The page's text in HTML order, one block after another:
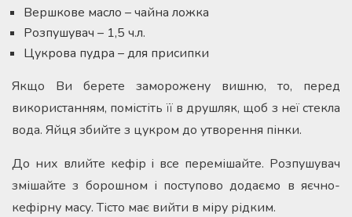
Вершкове масло – чайна ложка
Розпушувач – 1,5 ч.л.
Цукрова пудра – для присипки
Якщо Ви берете заморожену вишню, то, перед
використанням, помістіть її в друшляк, щоб з неї стекла
вода. Яйця збийте з цукром до утворення пінки.
До них влийте кефір і все перемішайте. Розпушувач
змішайте з борошном і поступово додаємо в яєчно-
кефірну масу. Тісто має вийти в міру рідким.